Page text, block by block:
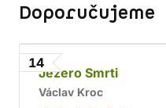
Doporučujeme
14
Jezero Smrti
Václav Kroc